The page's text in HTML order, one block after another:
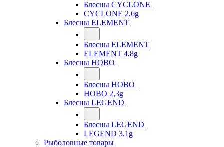
Блесны CYCLONE
CYCLONE 2,6g
Блесны ELEMENT
Блесны ELEMENT
ELEMENT 4,8g
Блесны HOBO
Блесны HOBO
HOBO 2,3g
Блесны LEGEND
Блесны LEGEND
LEGEND 3,1g
Рыболовные товары